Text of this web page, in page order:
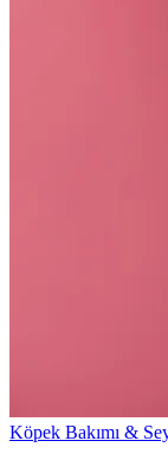
Köpek Bakımı &